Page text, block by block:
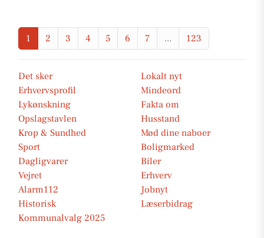
1 2 3 4 5 6 7 ... 123
Det sker
Lokalt nyt
Erhvervsprofil
Mindeord
Lykønskning
Fakta om
Opslagstavlen
Husstand
Krop & Sundhed
Mød dine naboer
Sport
Boligmarked
Dagligvarer
Biler
Vejret
Erhverv
Alarm112
Jobnyt
Historisk
Læserbidrag
Kommunalvalg 2025